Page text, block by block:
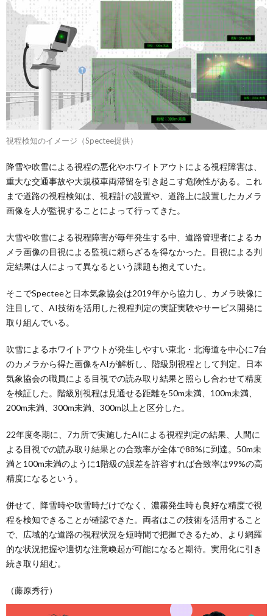
視程検知のイメージ（Spectee提供）
降雪や吹雪による視程の悪化やホワイトアウトによる視程障害は、
重大な交通事故や大規模車両滞留を引き起こす危険性がある。これ
まで道路の視程検知は、視程計の設置や、道路上に設置したカメラ
画像を人が監視することによって行ってきた。
大雪や吹雪による視程障害が毎年発生する中、道路管理者によるカ
メラ画像の目視による監視に頼らざるを得なかった。目視による判
定結果は人によって異なるという課題も抱えていた。
そこでSpecteeと日本気象協会は2019年から協力し、カメラ映像に
注目して、AI技術を活用した視程判定の実証実験やサービス開発に
取り組んでいる。
吹雪によるホワイトアウトが発生しやすい東北・北海道を中心に7台
のカメラから得た画像をAIが解析し、階級別視程として判定。日本
気象協会の職員による目視での読み取り結果と照らし合わせて精度
を検証した。階級別視程は見通せる距離を50m未満、100m未満、
200m未満、300m未満、300m以上と区分した。
22年度冬期に、7カ所で実施したAIによる視程判定の結果、人間に
よる目視での読み取り結果との合致率が全体で88%に到達。50m未
満と100m未満のように1階級の誤差を許容すれば合致率は99%の高
精度になるという。
併せて、降雪時や吹雪時だけでなく、濃霧発生時も良好な精度で視
程を検知できることが確認できた。両者はこの技術を活用すること
で、広域的な道路の視程状況を短時間で把握できるため、より網羅
的な状況把握や適切な注意喚起が可能になると期待。実用化に引き
続き取り組む。
（藤原秀行）